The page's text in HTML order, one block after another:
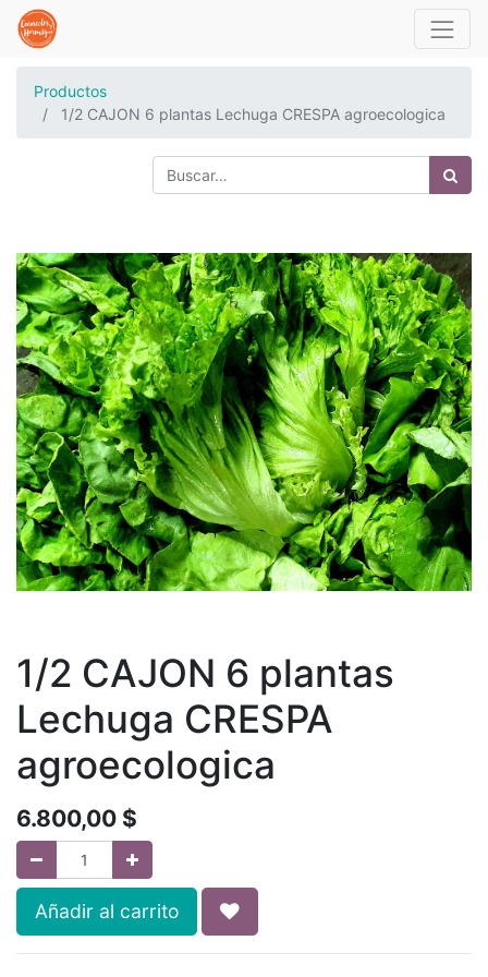
Productos
1/2 CAJON 6 plantas Lechuga CRESPA agroecologica
1/2 CAJON 6 plantas
Lechuga CRESPA
agroecologica
6.800,00 $
Añadir al carrito